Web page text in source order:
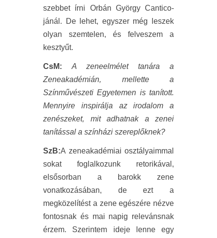
szebbet írni Orbán György Cantico-
jánál. De lehet, egyszer még leszek
olyan szemtelen, és felveszem a
kesztyűt.
CsM: A zeneelmélet tanára a
Zeneakadémián, mellette a
Színművészeti Egyetemen is tanított.
Mennyire inspirálja az irodalom a
zenészeket, mit adhatnak a zenei
tanítással a színházi szereplőknek?
SzB:A zeneakadémiai osztályaimmal
sokat foglalkozunk retorikával,
elsősorban a barokk zene
vonatkozásában, de ezt a
megközelítést a zene egészére nézve
fontosnak és mai napig relevánsnak
érzem. Szerintem ideje lenne egy